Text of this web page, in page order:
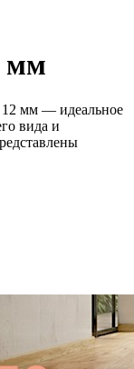
мм
мм — идеальное
вида и